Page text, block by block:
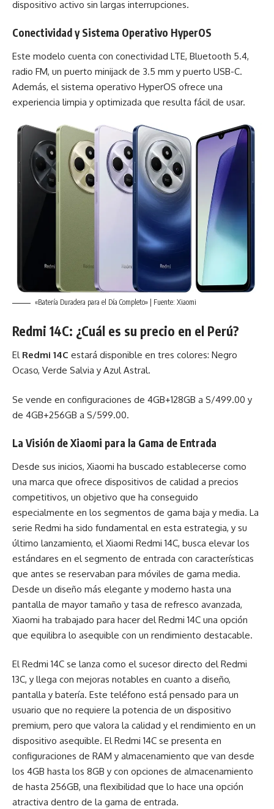
dispositivo activo sin largas interrupciones.
Conectividad y Sistema Operativo HyperOS
Este modelo cuenta con conectividad LTE, Bluetooth 5.4,
radio FM, un puerto minijack de 3.5 mm y puerto USB-C.
Además, el sistema operativo HyperOS ofrece una
experiencia limpia y optimizada que resulta fácil de usar.
«Batería Duradera para el Día Completo» | Fuente: Xiaomi
Redmi 14C: ¿Cuál es su precio en el Perú?
El Redmi 14C estará disponible en tres colores: Negro
Ocaso, Verde Salvia y Azul Astral.
Se vende en configuraciones de 4GB+128GB a S/499.00 y
de 4GB+256GB a S/599.00.
La Visión de Xiaomi para la Gama de Entrada
Desde sus inicios, Xiaomi ha buscado establecerse como
una marca que ofrece dispositivos de calidad a precios
competitivos, un objetivo que ha conseguido
especialmente en los segmentos de gama baja y media. La
serie Redmi ha sido fundamental en esta estrategia, y su
último lanzamiento, el Xiaomi Redmi 14C, busca elevar los
estándares en el segmento de entrada con características
que antes se reservaban para móviles de gama media.
Desde un diseño más elegante y moderno hasta una
pantalla de mayor tamaño y tasa de refresco avanzada,
Xiaomi ha trabajado para hacer del Redmi 14C una opción
que equilibra lo asequible con un rendimiento destacable.
El Redmi 14C se lanza como el sucesor directo del Redmi
13C, y llega con mejoras notables en cuanto a diseño,
pantalla y batería. Este teléfono está pensado para un
usuario que no requiere la potencia de un dispositivo
premium, pero que valora la calidad y el rendimiento en un
dispositivo asequible. El Redmi 14C se presenta en
configuraciones de RAM y almacenamiento que van desde
los 4GB hasta los 8GB y con opciones de almacenamiento
de hasta 256GB, una flexibilidad que lo hace una opción
atractiva dentro de la gama de entrada.